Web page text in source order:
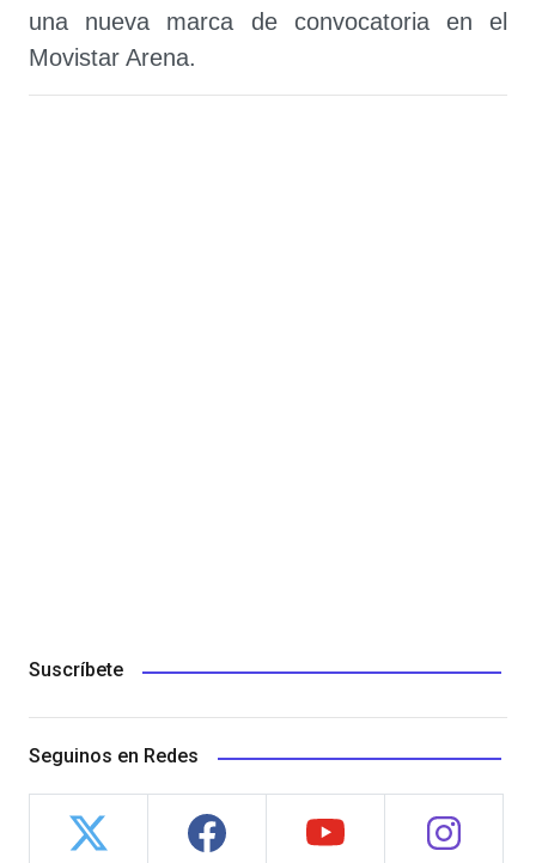
una nueva marca de convocatoria en el
Movistar Arena.
Suscríbete
Seguinos en Redes